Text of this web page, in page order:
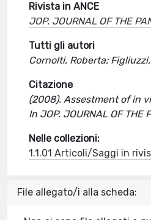
Rivista in ANCE
JOP. JOURNAL OF THE
Tutti gli autori
Cornolti, Roberta;
Citazione
(2008). Assestment of in
In JOP. JOURNAL OF
Nelle collezioni:
1.1.01 Articoli/Saggi in
File allegato/i alla scheda: